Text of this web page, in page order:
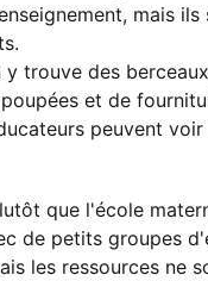
mais ils
trouve des
et de
peuvent
que l'école
de petits groupes
les ressources ne